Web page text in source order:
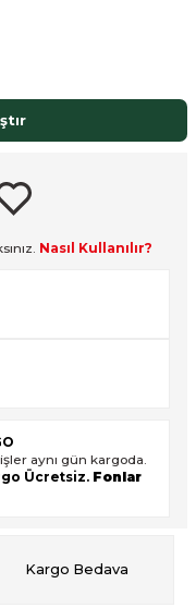
Nasıl Kullanılır?
aynı gün kargoda.
Ücretsiz. Fonlar
Kargo Bedava